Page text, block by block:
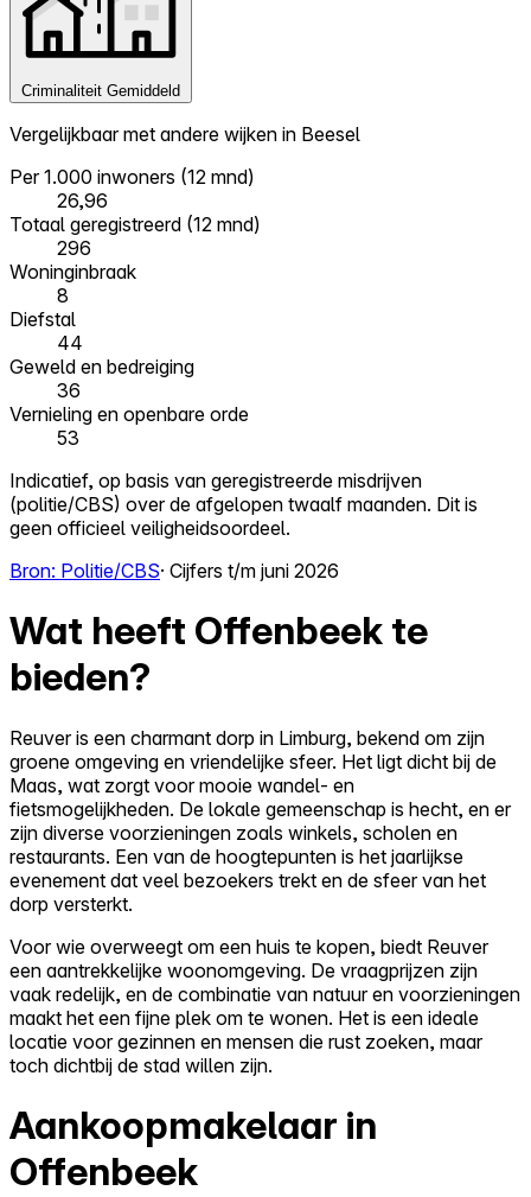
Criminaliteit Gemiddeld
Vergelijkbaar met andere wijken in Beesel
Per 1.000 inwoners (12 mnd)
26,96
Totaal geregistreerd (12 mnd)
296
Woninginbraak
8
Diefstal
44
Geweld en bedreiging
36
Vernieling en openbare orde
53
Indicatief, op basis van geregistreerde misdrijven
(politie/CBS) over de afgelopen twaalf maanden. Dit is
geen officieel veiligheidsoordeel.
Bron: Politie/CBS· Cijfers t/m juni 2026
Wat heeft Offenbeek te
bieden?
Reuver is een charmant dorp in Limburg, bekend om zijn
groene omgeving en vriendelijke sfeer. Het ligt dicht bij de
Maas, wat zorgt voor mooie wandel- en
fietsmogelijkheden. De lokale gemeenschap is hecht, en er
zijn diverse voorzieningen zoals winkels, scholen en
restaurants. Een van de hoogtepunten is het jaarlijkse
evenement dat veel bezoekers trekt en de sfeer van het
dorp versterkt.
Voor wie overweegt om een huis te kopen, biedt Reuver
een aantrekkelijke woonomgeving. De vraagprijzen zijn
vaak redelijk, en de combinatie van natuur en voorzieningen
maakt het een fijne plek om te wonen. Het is een ideale
locatie voor gezinnen en mensen die rust zoeken, maar
toch dichtbij de stad willen zijn.
Aankoopmakelaar in
Offenbeek